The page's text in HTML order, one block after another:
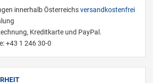
innerhalb Österreichsversandkostenfrei
Kreditkarte und PayPal.
+43 1 246 30-0